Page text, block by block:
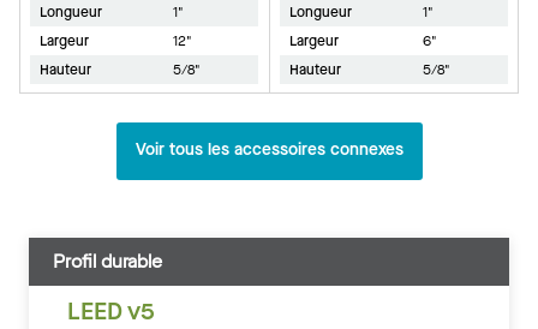
Longueur
1"
Largeur
12"
Hauteur
5/8"
Longueur
1"
Largeur
6"
Hauteur
5/8"
Voir tous les accessoires connexes
Profil durable
LEED v5